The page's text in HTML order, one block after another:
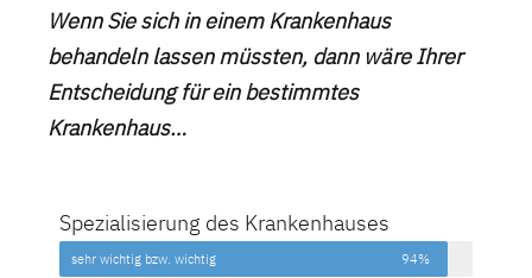
Wenn Sie sich in einem Krankenhaus
behandeln lassen müssten, dann wäre Ihrer
Entscheidung für ein bestimmtes
Krankenhaus…
Spezialisierung des Krankenhauses
sehr wichtig bzw. wichtig 94%